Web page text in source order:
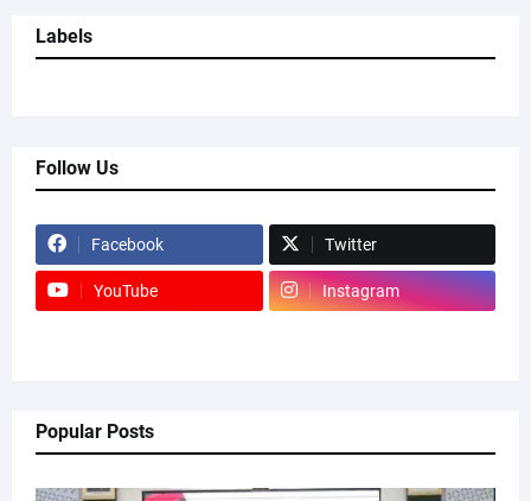
Labels
Follow Us
Facebook Twitter
YouTube Instagram
Popular Posts